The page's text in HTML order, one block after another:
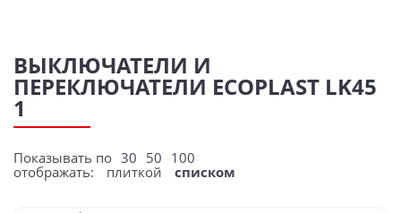
ВЫКЛЮЧАТЕЛИ И
ПЕРЕКЛЮЧАТЕЛИ ECOPLAST LK45
1
Показывать по 30 50 100
отображать:
плиткой списком